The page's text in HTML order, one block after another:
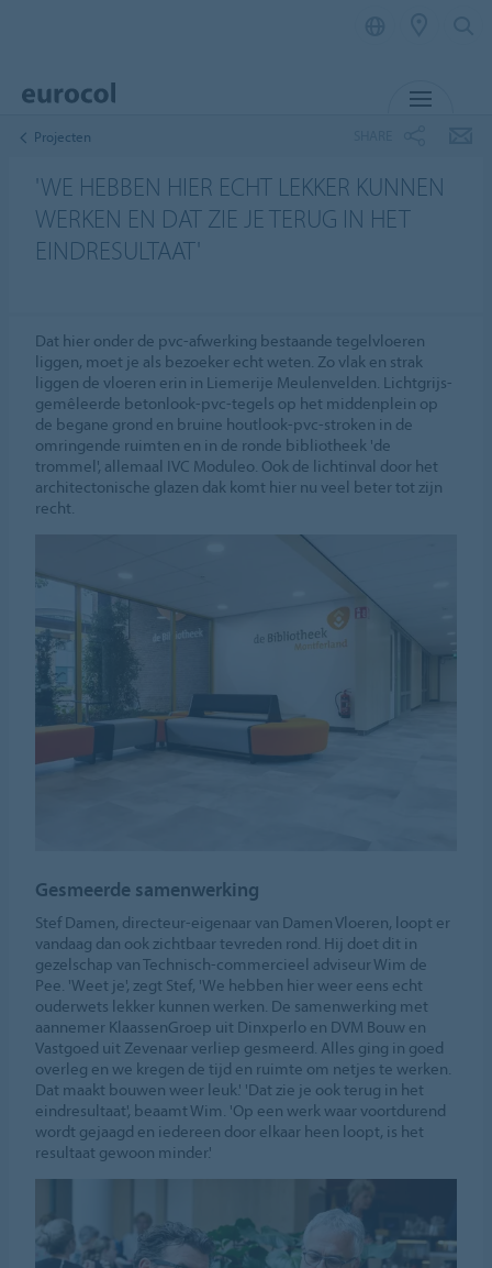
Projecten
'WE HEBBEN HIER ECHT LEKKER KUNNEN
WERKEN EN DAT ZIE JE TERUG IN HET
EINDRESULTAAT'
Dat hier onder de pvc-afwerking bestaande tegelvloeren
liggen, moet je als bezoeker echt weten. Zo vlak en strak
liggen de vloeren erin in Liemerije Meulenvelden. Lichtgrijs-
gemêleerde betonlook-pvc-tegels op het middenplein op
de begane grond en bruine houtlook-pvc-stroken in de
omringende ruimten en in de ronde bibliotheek 'de
trommel', allemaal IVC Moduleo. Ook de lichtinval door het
architectonische glazen dak komt hier nu veel beter tot zijn
recht.
Gesmeerde samenwerking
Stef Damen, directeur-eigenaar van Damen Vloeren, loopt er
vandaag dan ook zichtbaar tevreden rond. Hij doet dit in
gezelschap van Technisch-commercieel adviseur Wim de
Pee. 'Weet je', zegt Stef, 'We hebben hier weer eens echt
ouderwets lekker kunnen werken. De samenwerking met
aannemer KlaassenGroep uit Dinxperlo en DVM Bouw en
Vastgoed uit Zevenaar verliep gesmeerd. Alles ging in goed
overleg en we kregen de tijd en ruimte om netjes te werken.
Dat maakt bouwen weer leuk.' 'Dat zie je ook terug in het
eindresultaat', beaamt Wim. 'Op een werk waar voortdurend
wordt gejaagd en iedereen door elkaar heen loopt, is het
resultaat gewoon minder.'